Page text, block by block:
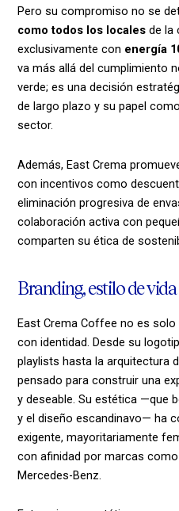
Pero su compromiso no se
como todos los locales de la
exclusivamente con energía
va más allá del cumplimiento
verde; es una decisión
de largo plazo y su papel
sector.
Además, East Crema
con incentivos como
eliminación progresiva de
colaboración activa con
comparten su ética de
Branding, estilo de
East Crema Coffee no es
con identidad. Desde su
playlists hasta la arquitectura
pensado para construir una
y deseable. Su estética —que
y el diseño escandinavo— ha
exigente, mayoritariamente
con afinidad por marcas
Mercedes-Benz.